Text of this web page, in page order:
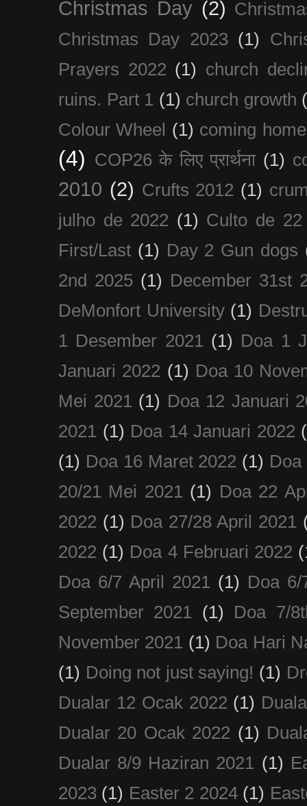
Christmas Day (2)
Christmas Day 2023 (1)
Prayers 2022 (1) church
ruins. Part 1 (1) church growth
Colour Wheel
(1) coming
(4) COP26 के लिए प्रार्थना (1)
2010 (2) Crufts 2012 (1)
julho de 2022 (1) Culto de
First/Last (1) Day 2 Gun dogs
2nd 2025 (1) December 31st
DeMonfort University (1)
1 Desember 2021 (1) Doa 1
Januari 2022 (1) Doa 10
Mei 2021 (1) Doa 12 Januari
2021 (1) Doa 14 Januari 2022
(1) Doa 16 Maret 2022 (1) Doa
20/21 Mei 2021 (1) Doa 22
2022 (1) Doa 27/28 April 2021
2022 (1) Doa 4 Februari 2022
Doa 6/7 April 2021 (1) Doa
September 2021
(1)
Doa 7/
November 2021 (1) Doa Hari
(1) Doing not just saying! (1)
Dualar 12 Ocak 2022 (1)
Dualar 20 Ocak 2022 (1)
Dualar 8/9 Haziran 2021 (1)
2023 (1) Easter 2 2024 (1)